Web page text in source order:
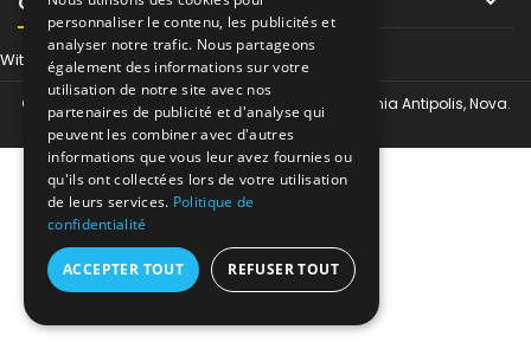
Withdraw from contract here
© Copyright 2026 Tor-Industries chez Regus Sophia Antipolis, Nova.
All Rights Reserved.
personnaliser le contenu, les publicités et
analyser notre trafic. Nous partageons
également des informations sur votre
utilisation de notre site avec nos
partenaires de publicité et d'analyse qui
peuvent les combiner avec d'autres
informations que vous leur avez fournies ou
qu'ils ont collectées lors de votre utilisation
de leurs services. Politique de
confidentialité
ACCEPTER TOUT REFUSER TOUT